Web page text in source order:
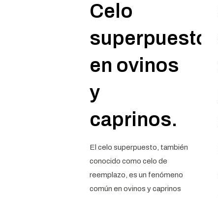
Celo
superpuesto
en ovinos
y
caprinos.
El celo superpuesto, también
conocido como celo de
reemplazo, es un fenómeno
común en ovinos y caprinos